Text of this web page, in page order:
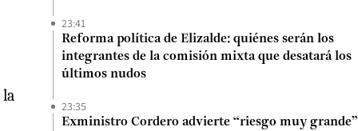
la
23:41
Reforma política de Elizalde: quiénes serán los
integrantes de la comisión mixta que desatará los
últimos nudos
23:35
Exministro Cordero advierte “riesgo muy grande”